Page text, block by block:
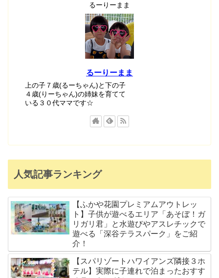
るーりーまま
るーりーまま
上の子７歳(るーちゃん)と下の子
４歳(りーちゃん)の姉妹を育てて
いる３０代ママです☆
人気記事ランキング
【ふかや花園プレミアムアウトレッ
ト】子供が遊べるエリア「あそぼ！ガ
リガリ君」と水遊びやアスレチックで
遊べる「深谷テラスパーク」をご紹
介！
【スパリゾートハワイアンズ隣接３ホ
テル】実際に子連れで泊まったおすす